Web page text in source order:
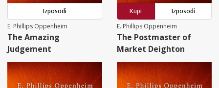
Izposodi
E. Phillips Oppenheim
The Amazing
Judgement
Kupi
Izposodi
E. Phillips Oppenheim
The Postmaster of
Market Deighton